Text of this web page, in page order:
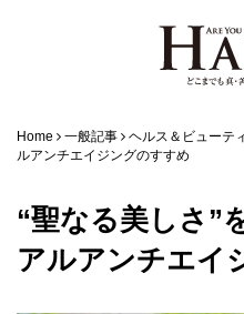
Home 一般記事 ヘルス＆ビューテ
ルアンチエイジングのすすめ
“聖なる美しさ”
アルアンチエイ